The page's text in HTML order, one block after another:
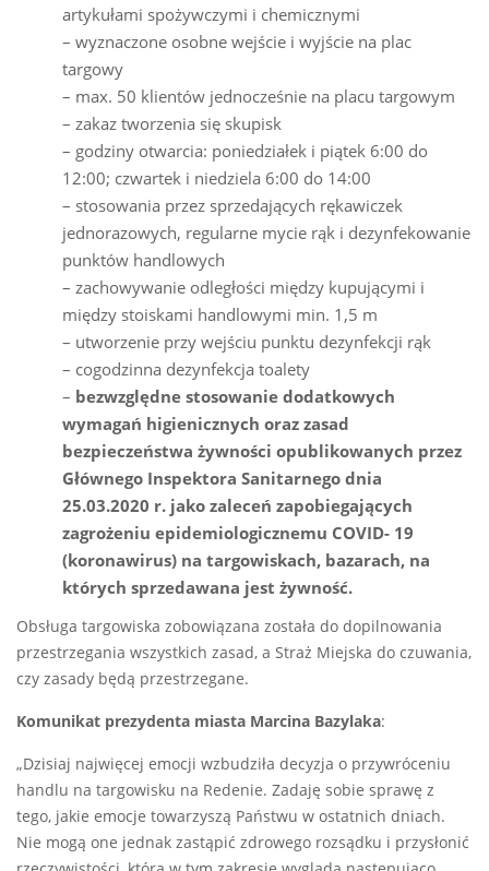
artykułami spożywczymi i chemicznymi
– wyznaczone osobne wejście i wyjście na plac
targowy
– max. 50 klientów jednocześnie na placu targowym
– zakaz tworzenia się skupisk
– godziny otwarcia: poniedziałek i piątek 6:00 do
12:00; czwartek i niedziela 6:00 do 14:00
– stosowania przez sprzedających rękawiczek
jednorazowych, regularne mycie rąk i dezynfekowanie
punktów handlowych
– zachowywanie odległości między kupującymi i
między stoiskami handlowymi min. 1,5 m
– utworzenie przy wejściu punktu dezynfekcji rąk
– cogodzinna dezynfekcja toalety
– bezwzględne stosowanie dodatkowych
wymagań higienicznych oraz zasad
bezpieczeństwa żywności opublikowanych przez
Głównego Inspektora Sanitarnego dnia
25.03.2020 r. jako zaleceń zapobiegających
zagrożeniu epidemiologicznemu COVID- 19
(koronawirus) na targowiskach, bazarach, na
których sprzedawana jest żywność.
Obsługa targowiska zobowiązana została do dopilnowania
przestrzegania wszystkich zasad, a Straż Miejska do czuwania,
czy zasady będą przestrzegane.
Komunikat prezydenta miasta Marcina Bazylaka:
„Dzisiaj najwięcej emocji wzbudziła decyzja o przywróceniu
handlu na targowisku na Redenie. Zadaję sobie sprawę z
tego, jakie emocje towarzyszą Państwu w ostatnich dniach.
Nie mogą one jednak zastąpić zdrowego rozsądku i przysłonić